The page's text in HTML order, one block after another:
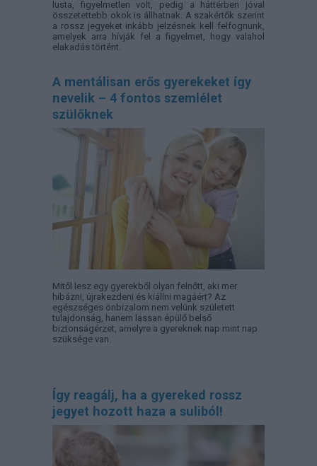
lusta, figyelmetlen volt, pedig a háttérben jóval
összetettebb okok is állhatnak. A szakértők szerint
a rossz jegyeket inkább jelzésnek kell felfognunk,
amelyek arra hívják fel a figyelmet, hogy valahol
elakadás történt.
A mentálisan erős gyerekeket így
nevelik – 4 fontos szemlélet
szülőknek
Mitől lesz egy gyerekből olyan felnőtt, aki mer
hibázni, újrakezdeni és kiállni magáért? Az
egészséges önbizalom nem velünk született
tulajdonság, hanem lassan épülő belső
biztonságérzet, amelyre a gyereknek nap mint nap
szüksége van.
Így reagálj, ha a gyereked rossz
jegyet hozott haza a suliból!